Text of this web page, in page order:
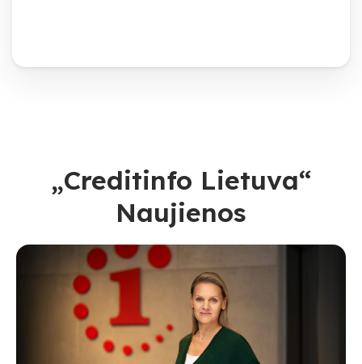
„Creditinfo Lietuva“
Naujienos